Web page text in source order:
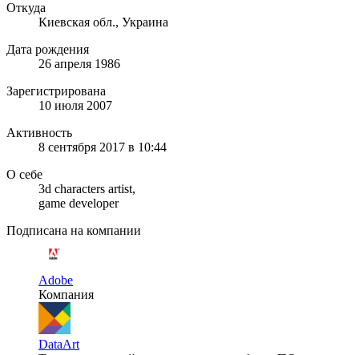
Откуда
Киевская обл., Украина
Дата рождения
26 апреля 1986
Зарегистрирована
10 июля 2007
Активность
8 сентября 2017 в 10:44
О себе
3d characters artist,
game developer
Подписана на компании
Adobe
Компания
DataArt